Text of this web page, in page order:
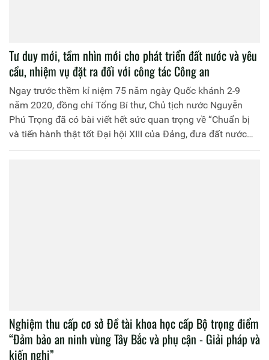
Tư duy mới, tầm nhìn mới cho phát triển đất nước và yêu
cầu, nhiệm vụ đặt ra đối với công tác Công an
Ngay trước thềm kỉ niệm 75 năm ngày Quốc khánh 2-9
năm 2020, đồng chí Tổng Bí thư, Chủ tịch nước Nguyễn
Phú Trọng đã có bài viết hết sức quan trọng về “Chuẩn bị
và tiến hành thật tốt Đại hội XIII của Đảng, đưa đất nước
bước vào một giai đoạn phát triển mới”.
Nghiệm thu cấp cơ sở Đề tài khoa học cấp Bộ trọng điểm
“Đảm bảo an ninh vùng Tây Bắc và phụ cận - Giải pháp và
kiến nghị”